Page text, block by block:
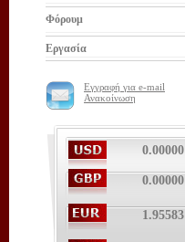
Φόρουμ
Εργασία
Εγγραφή για e-mail
Ανακοίνωση
0.00000
0.00000
1.95583